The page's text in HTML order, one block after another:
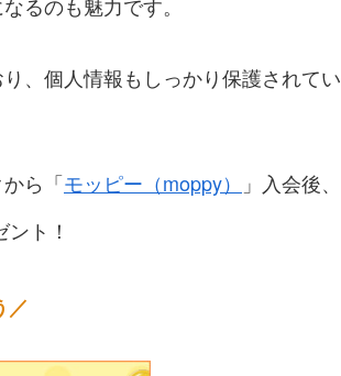
、個人情報もしっかり保護されてい
ら「モッピー（moppy）
」入会後、
ト！
／